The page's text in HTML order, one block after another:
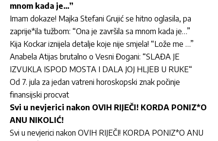
mnom kada je…”
Imam dokaze! Majka Stefani Grujić se hitno oglasila, pa
zaprije*ila tužbom: “Ona je završila sa mnom kada je…”
Kija Kockar iznijela detalje koje nije smjela! “Lože me …”
Anabela Atijas brutalno o Vesni Đogani: “SLAĐA JE
IZVUKLA ISPOD MOSTA I DALA JOJ HLJEB U RUKE“
Od 7. jula za jedan vatreni horoskopski znak počinje
finansijski procvat
Svi u nevjerici nakon OVIH RIJEČI! KORDA PONIZ*O
ANU NIKOLIĆ!
Svi u nevjerici nakon OVIH RIJEČI! KORDA PONIZ*O ANU